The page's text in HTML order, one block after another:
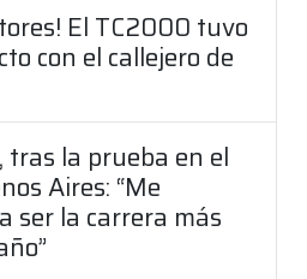
El TC2000 tuvo
con el callejero de
la prueba en el
Aires: “Me
ser la carrera más